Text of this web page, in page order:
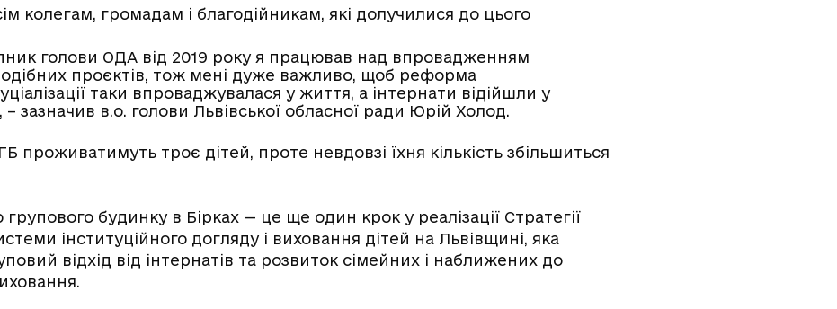
колегам, громадам і благодійникам, які долучилися до цього
голови ОДА від 2019 року я працював над впровадженням
проєктів, тож мені дуже важливо, щоб реформа
таки впроваджувалася у життя, а інтернати відійшли у
зазначив в.о. голови Львівської обласної ради Юрій Холод.
проживатимуть троє дітей, проте невдовзі їхня кількість збільшиться
будинку в Бірках — це ще один крок у реалізації Стратегії
інституційного догляду і виховання дітей на Львівщині, яка
відхід від інтернатів та розвиток сімейних і наближених до